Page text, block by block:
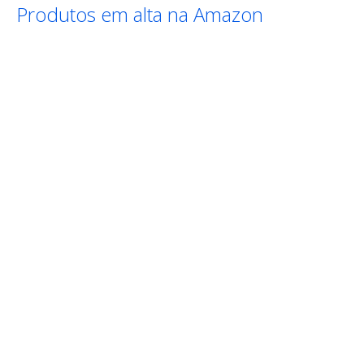
Produtos em alta na Amazon